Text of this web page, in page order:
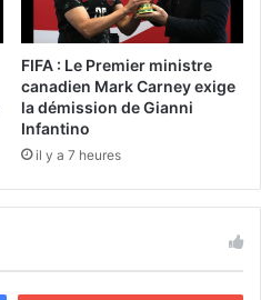
FIFA : Le Premier ministre
canadien Mark Carney exige
la démission de Gianni
Infantino
il y a 7 heures